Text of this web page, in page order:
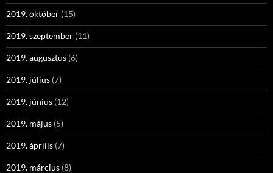
2019. október (15)
2019. szeptember (11)
2019. augusztus (6)
2019. július (7)
2019. június (12)
2019. május (5)
2019. április (7)
2019. március (8)